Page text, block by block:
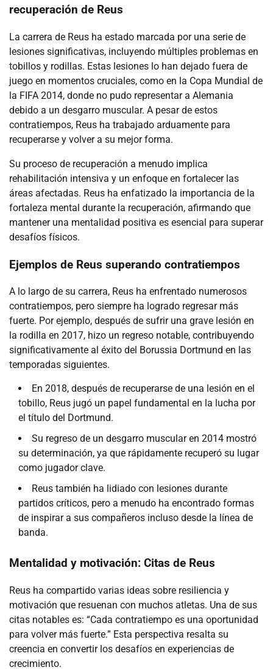
recuperación de Reus
La carrera de Reus ha estado marcada por una serie de
lesiones significativas, incluyendo múltiples problemas en
tobillos y rodillas. Estas lesiones lo han dejado fuera de
juego en momentos cruciales, como en la Copa Mundial de
la FIFA 2014, donde no pudo representar a Alemania
debido a un desgarro muscular. A pesar de estos
contratiempos, Reus ha trabajado arduamente para
recuperarse y volver a su mejor forma.
Su proceso de recuperación a menudo implica
rehabilitación intensiva y un enfoque en fortalecer las
áreas afectadas. Reus ha enfatizado la importancia de la
fortaleza mental durante la recuperación, afirmando que
mantener una mentalidad positiva es esencial para superar
desafíos físicos.
Ejemplos de Reus superando contratiempos
A lo largo de su carrera, Reus ha enfrentado numerosos
contratiempos, pero siempre ha logrado regresar más
fuerte. Por ejemplo, después de sufrir una grave lesión en
la rodilla en 2017, hizo un regreso notable, contribuyendo
significativamente al éxito del Borussia Dortmund en las
temporadas siguientes.
En 2018, después de recuperarse de una lesión en el
tobillo, Reus jugó un papel fundamental en la lucha por
el título del Dortmund.
Su regreso de un desgarro muscular en 2014 mostró
su determinación, ya que rápidamente recuperó su lugar
como jugador clave.
Reus también ha lidiado con lesiones durante
partidos críticos, pero a menudo ha encontrado formas
de inspirar a sus compañeros incluso desde la línea de
banda.
Mentalidad y motivación: Citas de Reus
Reus ha compartido varias ideas sobre resiliencia y
motivación que resuenan con muchos atletas. Una de sus
citas notables es: “Cada contratiempo es una oportunidad
para volver más fuerte.” Esta perspectiva resalta su
creencia en convertir los desafíos en experiencias de
crecimiento.